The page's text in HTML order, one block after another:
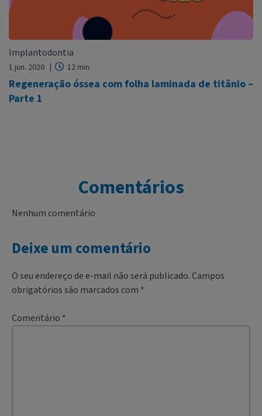
Implantodontia
1 jun. 2020 12 min.
Regeneração óssea com folha laminada de titânio –
Parte 1
Comentários
Nenhum comentário
Deixe um comentário
O seu endereço de e-mail não será publicado.Campos
obrigatórios são marcados com *
Comentário *